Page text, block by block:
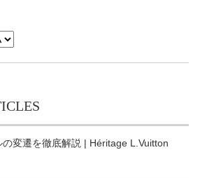
変遷を徹底解説 | Héritage L.Vuitton